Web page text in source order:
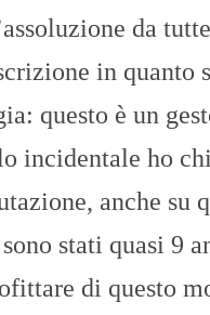
A
E
S
t
T
I
R
da
in quanto
questo è un
incidentale ho
anche su
stati quasi 9
di questo